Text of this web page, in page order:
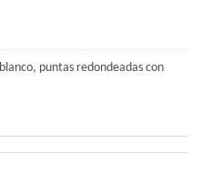
puntas redondeadas con